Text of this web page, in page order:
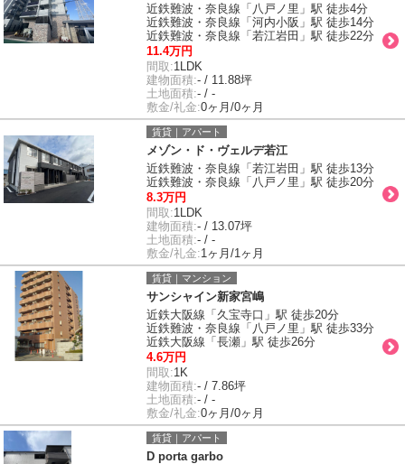
近鉄難波・奈良線「八戸ノ里」駅 徒歩4分
近鉄難波・奈良線「河内小阪」駅 徒歩14分
近鉄難波・奈良線「若江岩田」駅 徒歩22分
11.4万円
間取:1LDK
建物面積:- / 11.88坪
土地面積:- / -
敷金/礼金:0ヶ月/0ヶ月
賃貸｜アパート
メゾン・ド・ヴェルデ若江
近鉄難波・奈良線「若江岩田」駅 徒歩13分
近鉄難波・奈良線「八戸ノ里」駅 徒歩20分
8.3万円
間取:1LDK
建物面積:- / 13.07坪
土地面積:- / -
敷金/礼金:1ヶ月/1ヶ月
賃貸｜マンション
サンシャイン新家宮嶋
近鉄大阪線「久宝寺口」駅 徒歩20分
近鉄難波・奈良線「八戸ノ里」駅 徒歩33分
近鉄大阪線「長瀬」駅 徒歩26分
4.6万円
間取:1K
建物面積:- / 7.86坪
土地面積:- / -
敷金/礼金:0ヶ月/0ヶ月
賃貸｜アパート
D porta garbo